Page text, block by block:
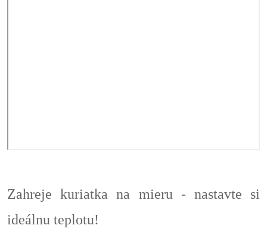
Zahreje kuriatka na mieru - nastavte si
ideálnu teplotu!